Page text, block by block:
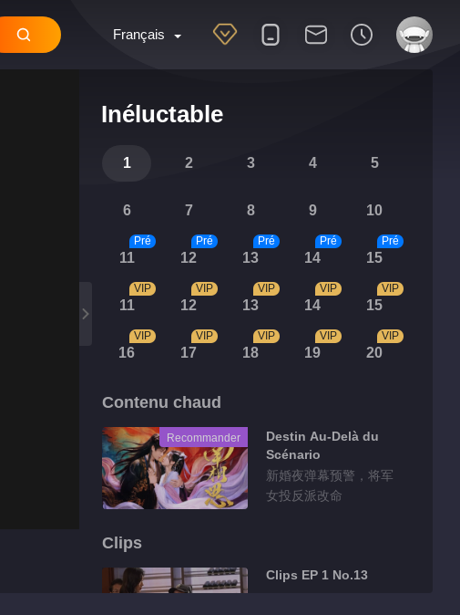
Français
Inéluctable
1 2 3 4 5
6 7 8 9 10
11
Pré
12
Pré
13
Pré
14
Pré
15
Pré
11
VIP
12
VIP
13
VIP
14
VIP
15
VIP
16
VIP
17
VIP
18
VIP
19
VIP
20
VIP
Contenu chaud
Recommander
Destin Au-Delà du
Scénario
新婚夜弹幕预警，将军
女投反派改命
Clips
Clips EP 1 No.13